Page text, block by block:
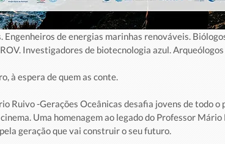
de energias marinhas renováveis.
Investigadores de biotecnologia azul.
à espera de quem as conte.
Ruivo -Gerações Oceânicas desafia jovens de todo
Uma homenagem ao legado do Professor Mário
geração que vai construir o seu futuro.